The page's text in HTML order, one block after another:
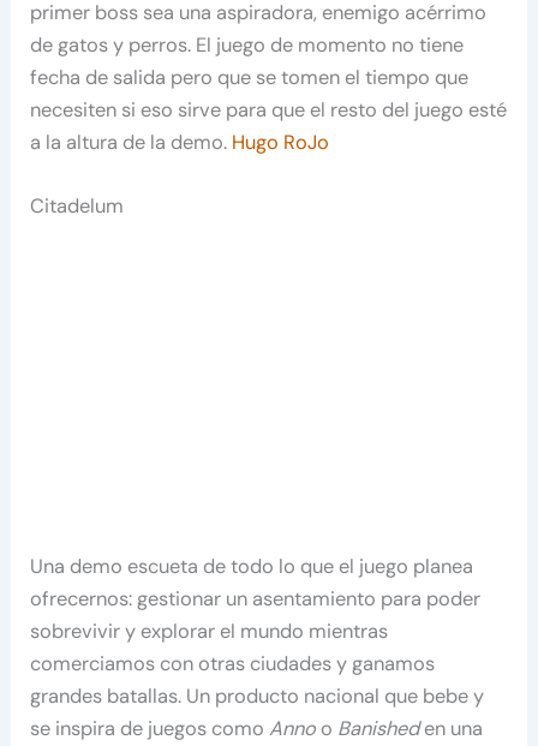
primer boss sea una aspiradora, enemigo acérrimo
de gatos y perros. El juego de momento no tiene
fecha de salida pero que se tomen el tiempo que
necesiten si eso sirve para que el resto del juego esté
a la altura de la demo. Hugo RoJo
Citadelum
Una demo escueta de todo lo que el juego planea
ofrecernos: gestionar un asentamiento para poder
sobrevivir y explorar el mundo mientras
comerciamos con otras ciudades y ganamos
grandes batallas. Un producto nacional que bebe y
se inspira de juegos comoAnno o Banisheden una